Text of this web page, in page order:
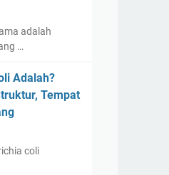
adalah
…
Adalah?
Tempat
coli